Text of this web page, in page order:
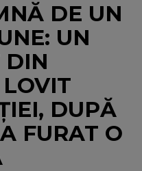
DE UN
UN
DIN
DUPĂ
FURAT O